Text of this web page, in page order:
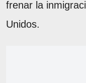
frenar la
Unidos.